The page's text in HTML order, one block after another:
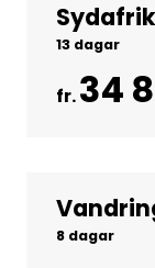
13 dagar
fr.34
8 dagar